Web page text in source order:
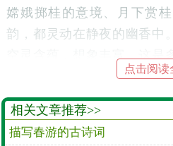
嫦娥掷桂的意境、月下赏
韵，都灵动在静夜的幽香中
空灵含蕴，想象丰富，这是
点击阅读
相关文章推荐>>
描写春游的古诗词